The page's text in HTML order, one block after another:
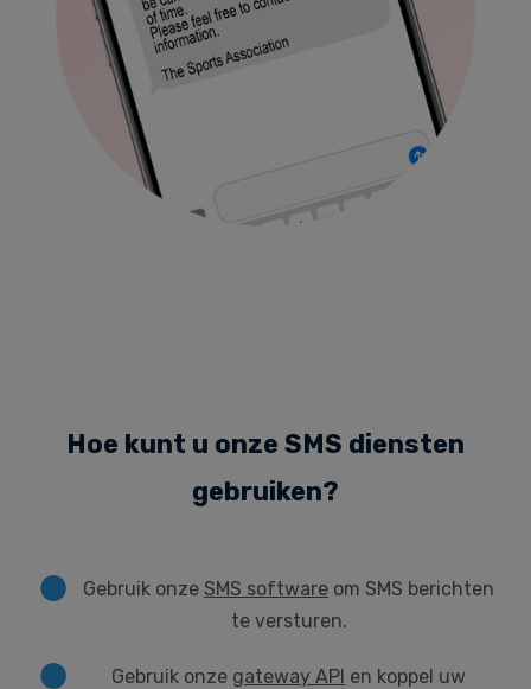
Hoe kunt u onze SMS diensten
gebruiken?
Gebruik onze SMS software om SMS berichten
te versturen.
Gebruik onze gateway API en koppel uw